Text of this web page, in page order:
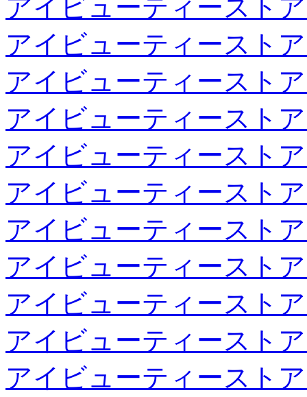
アイビューティースト
アイビューティースト
アイビューティースト
アイビューティースト
アイビューティースト
アイビューティースト
アイビューティースト
アイビューティースト
アイビューティースト
アイビューティースト
アイビューティースト